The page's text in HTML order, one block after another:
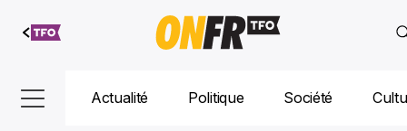
Aller au
contenu
Actualité Politique Société